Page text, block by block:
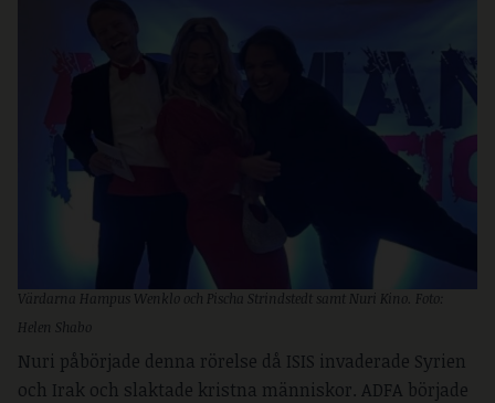
Värdarna Hampus Wenklo och Pischa Strindstedt samt Nuri Kino. Foto:
Helen Shabo
Nuri påbörjade denna rörelse då ISIS invaderade Syrien
och Irak och slaktade kristna människor. ADFA började